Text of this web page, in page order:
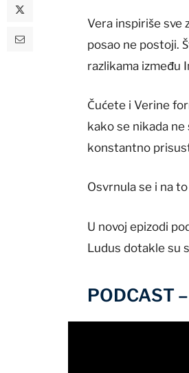
Vera inspiriše sve
posao ne postoji.
razlikama između
Čućete i Verine
kako se nikada
konstantno
Osvrnula se i na
U novoj epizodi
Ludus dotakle su
PODCAST